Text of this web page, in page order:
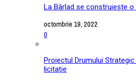
La Bârlad se construiește
octombrie 19, 2022
0
Proiectul Drumului
licitație